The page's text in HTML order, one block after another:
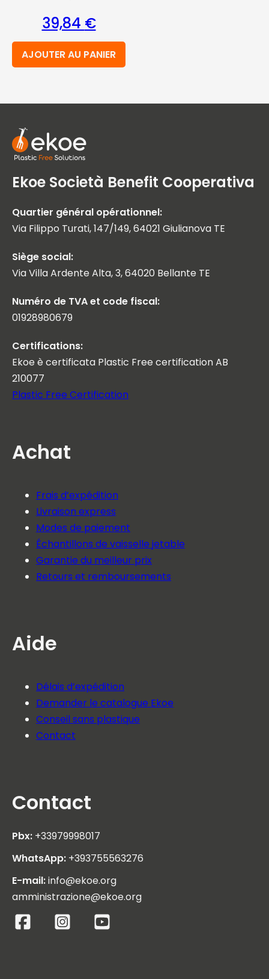
39,84 €
AJOUTER AU PANIER
Ekoe Società Benefit Cooperativa
Quartier général opérationnel:
Via Filippo Turati, 147/149, 64021 Giulianova TE
Siège social:
Via Villa Ardente Alta, 3, 64020 Bellante TE
Numéro de TVA et code fiscal:
01928980679
Certifications:
Ekoe è certificata Plastic Free certification AB
210077
Plastic Free Certification
Achat
Frais d’expédition
Livraison express
Modes de paiement
Échantillons de vaisselle jetable
Garantie du meilleur prix
Retours et remboursements
Aide
Délais d’expédition
Demander le catalogue Ekoe
Conseil sans plastique
Contact
Contact
Pbx: +33979998017
WhatsApp: +393755563276
E-mail:info@ekoe.org
amministrazione@ekoe.org